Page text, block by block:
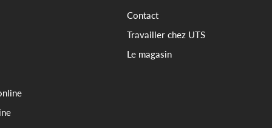
Contact
Travailler chez UTS
Le magasin